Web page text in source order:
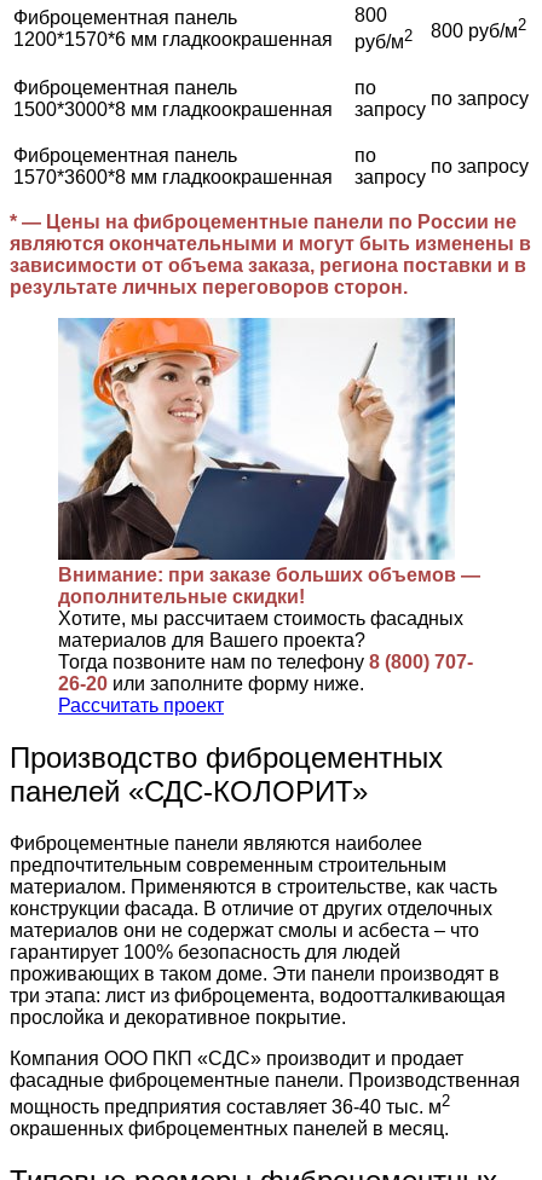
Фиброцементная панель
1200*1570*6 мм гладкоокрашенная
800
руб/м2 800 руб/м2
Фиброцементная панель
1500*3000*8 мм гладкоокрашенная
по
запросу
по запросу
Фиброцементная панель
1570*3600*8 мм гладкоокрашенная
по
запросу
по запросу
* — Цены на фиброцементные панели по России не
являются окончательными и могут быть изменены в
зависимости от объема заказа, региона поставки и в
результате личных переговоров сторон.
Внимание: при заказе больших объемов —
дополнительные скидки!
Хотите, мы рассчитаем стоимость фасадных
материалов для Вашего проекта?
Тогда позвоните нам по телефону 8 (800) 707-
26-20 или заполните форму ниже.
Рассчитать проект
Производство фиброцементных
панелей «СДС-КОЛОРИТ»
Фиброцементные панели являются наиболее
предпочтительным современным строительным
материалом. Применяются в строительстве, как часть
конструкции фасада. В отличие от других отделочных
материалов они не содержат смолы и асбеста – что
гарантирует 100% безопасность для людей
проживающих в таком доме. Эти панели производят в
три этапа: лист из фиброцемента, водоотталкивающая
прослойка и декоративное покрытие.
Компания ООО ПКП «СДС» производит и продает
фасадные фиброцементные панели. Производственная
мощность предприятия составляет 36-40 тыс. м2
окрашенных фиброцементных панелей в месяц.